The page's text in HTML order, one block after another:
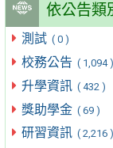
依公告類
測試 ( 0 )
校務公告 ( 1,094 )
升學資訊 ( 432 )
獎助學金 ( 69 )
研習資訊 ( 2,216 )